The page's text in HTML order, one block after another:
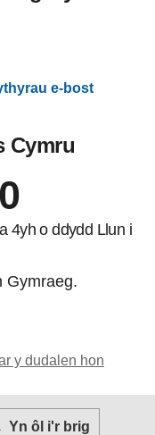
e-bost
Cymru
4yh o ddydd Llun i
Gymraeg.
y dudalen hon
Yn ôl i'r brig